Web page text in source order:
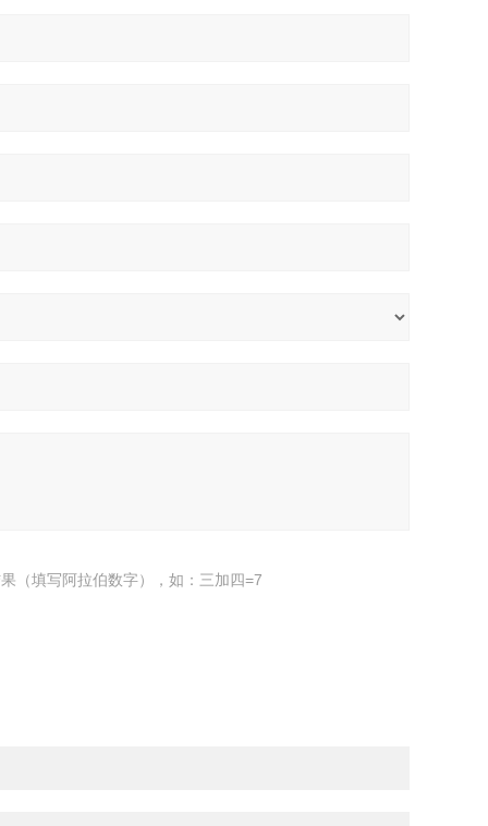
（填写阿拉伯数字），如：三加四=7